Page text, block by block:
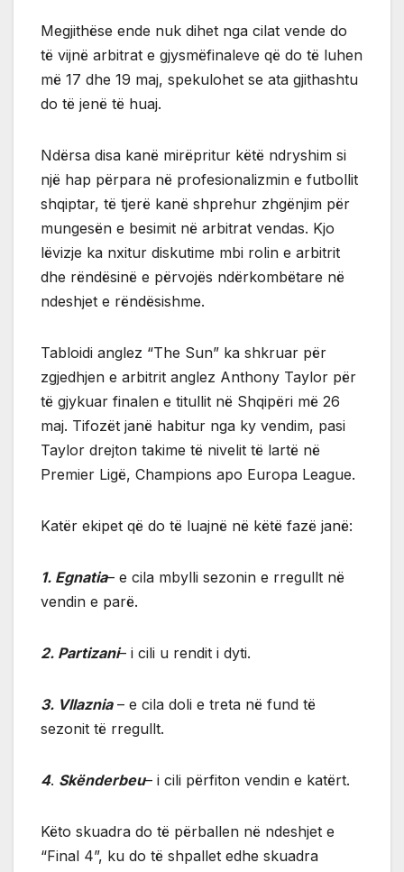
Megjithëse ende nuk dihet nga cilat vende do
të vijnë arbitrat e gjysmëfinaleve që do të luhen
më 17 dhe 19 maj, spekulohet se ata gjithashtu
do të jenë të huaj.
Ndërsa disa kanë mirëpritur këtë ndryshim si
një hap përpara në profesionalizmin e futbollit
shqiptar, të tjerë kanë shprehur zhgënjim për
mungesën e besimit në arbitrat vendas. Kjo
lëvizje ka nxitur diskutime mbi rolin e arbitrit
dhe rëndësinë e përvojës ndërkombëtare në
ndeshjet e rëndësishme.
Tabloidi anglez “The Sun” ka shkruar për
zgjedhjen e arbitrit anglez Anthony Taylor për
të gjykuar finalen e titullit në Shqipëri më 26
maj. Tifozët janë habitur nga ky vendim, pasi
Taylor drejton takime të nivelit të lartë në
Premier Ligë, Champions apo Europa League.
Katër ekipet që do të luajnë në këtë fazë janë:
1. Egnatia– e cila mbylli sezonin e rregullt në
vendin e parë.
2. Partizani– i cili u rendit i dyti.
3. Vllaznia– e cila doli e treta në fund të
sezonit të rregullt.
4. Skënderbeu– i cili përfiton vendin e katërt.
Këto skuadra do të përballen në ndeshjet e
“Final 4”, ku do të shpallet edhe skuadra